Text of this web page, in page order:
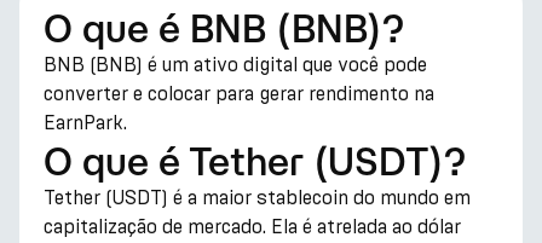
O que é BNB (BNB)?
BNB (BNB) é um ativo digital que você pode
converter e colocar para gerar rendimento na
EarnPark.
O que é Tether (USDT)?
Tether (USDT) é a maior stablecoin do mundo em
capitalização de mercado. Ela é atrelada ao dólar